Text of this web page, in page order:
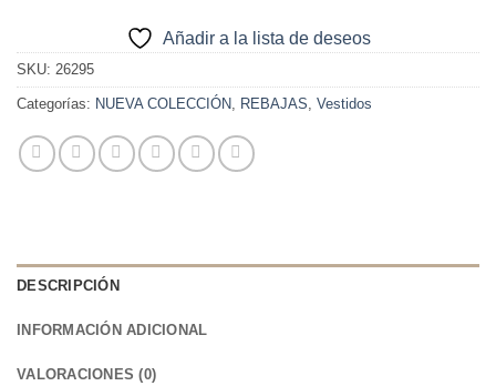
Añadir a la lista de deseos
SKU: 26295
Categorías: NUEVA COLECCIÓN, REBAJAS, Vestidos
DESCRIPCIÓN
INFORMACIÓN ADICIONAL
VALORACIONES (0)